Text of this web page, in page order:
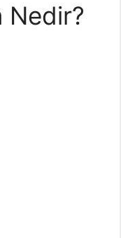
Nedir?